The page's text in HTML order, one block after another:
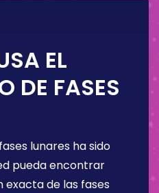
EL
DE FASES
lunares ha sido
pueda encontrar
de las fases